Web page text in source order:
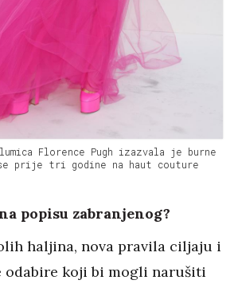
Florence Pugh izazvala je burne
prije tri godine na haut couture
popisu zabranjenog?
haljina, nova pravila ciljaju i
odabire koji bi mogli narušiti